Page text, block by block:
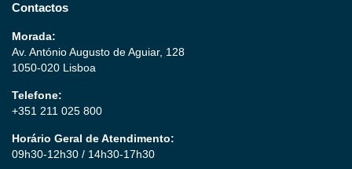
Contactos
Morada:
Av. António Augusto de Aguiar, 128
1050-020 Lisboa
Telefone:
+351 211 025 800
Horário Geral de Atendimento:
09h30-12h30 / 14h30-17h30